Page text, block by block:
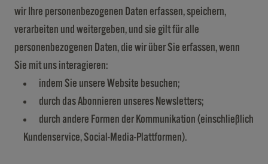
wir Ihre personenbezogenen Daten erfassen, speichern,
verarbeiten und weitergeben, und sie gilt für alle
personenbezogenen Daten, die wir über Sie erfassen, wenn
Sie mit uns interagieren:
indem Sie unsere Website besuchen;
durch das Abonnieren unseres Newsletters;
durch andere Formen der Kommunikation (einschließlich
Kundenservice, Social-Media-Plattformen).